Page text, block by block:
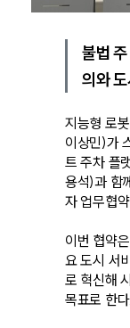
불법
의와
지능형 로
이상민)가
트 주차 플
용석)과 함
자 업무협
이번 협약
요 도시 서
로 혁신해
목표로 한다.